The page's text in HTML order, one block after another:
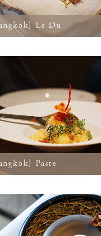
Le Du
Paste